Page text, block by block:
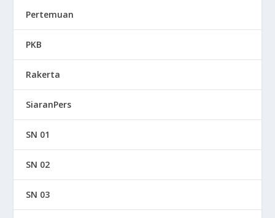
Pertemuan
PKB
Rakerta
SiaranPers
SN 01
SN 02
SN 03